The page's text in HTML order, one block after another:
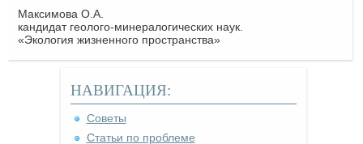
Максимова О.А.
кандидат геолого-минералогических наук.
«Экология жизненного пространства»
НАВИГАЦИЯ:
Советы
Статьи по проблеме